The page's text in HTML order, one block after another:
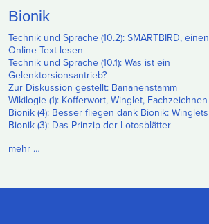
Bionik
Technik und Sprache (10.2): SMARTBIRD, einen
Online-Text lesen
Technik und Sprache (10.1): Was ist ein
Gelenktorsionsantrieb?
Zur Diskussion gestellt: Bananenstamm
Wikilogie (1): Kofferwort, Winglet, Fachzeichnen
Bionik (4): Besser fliegen dank Bionik: Winglets
Bionik (3): Das Prinzip der Lotosblätter
mehr …